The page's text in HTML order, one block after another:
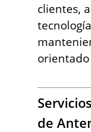
clientes,
de